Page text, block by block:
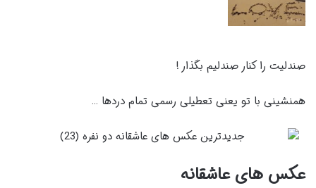
صندلیت را کنار صندلیم بگذار !
همنشینی با تو یعنی تعطیلی رسمی تمام دردها …
عکس های عاشقانه